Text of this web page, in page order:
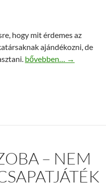
hogy mit érdemes az
ajándékozni, de
Céges ajándék – Mi a
bővebben… →
– NEM